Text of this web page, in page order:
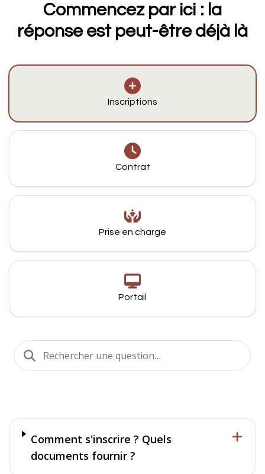
Commencez par ici : la
réponse est peut-être déjà là
Inscriptions
Contrat
Prise en charge
Portail
Inscriptions
Recherche
Comment s'inscrire ? Quels
documents fournir ?